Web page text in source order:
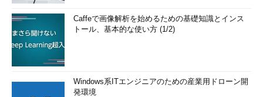
Caffeで画像解析を始めるための基礎知識とインス
トール、基本的な使い方 (1/2)
Windows系ITエンジニアのための産業用ドローン開
発環境